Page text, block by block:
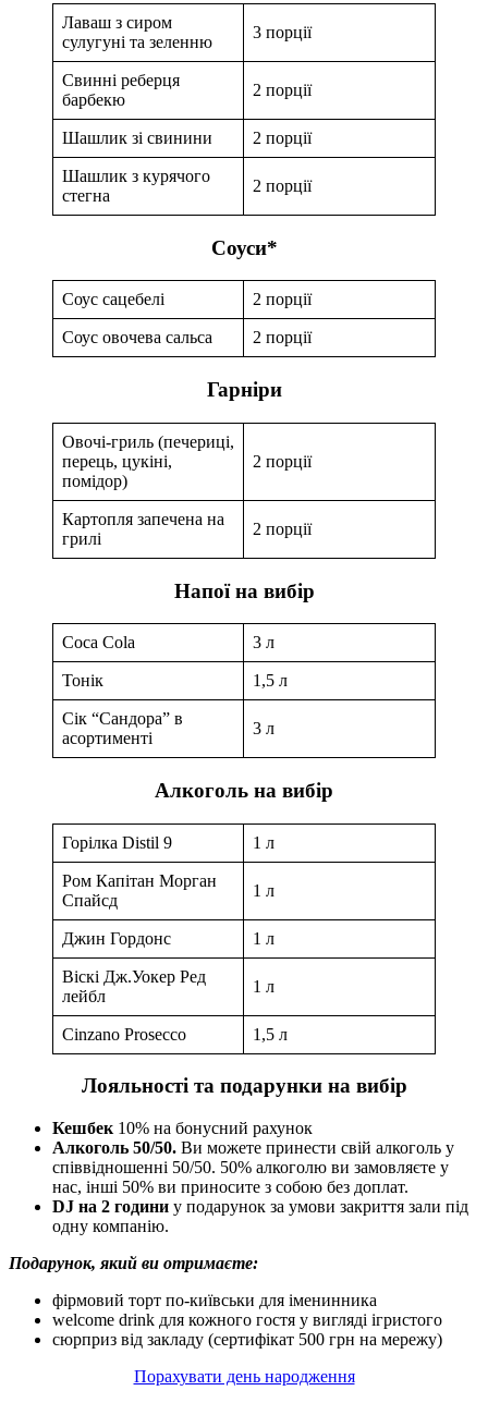
Лаваш з сиром
сулугуні та зеленню
3 порції
Свинні реберця
барбекю
2 порції
Шашлик зі свинини 2 порції
Шашлик з курячого
стегна
2 порції
Соуси*
Соус сацебелі 2 порції
Соус овочева сальса 2 порції
Гарніри
Овочі-гриль (печериці,
перець, цукіні,
помідор)
2 порції
Картопля запечена на
грилі
2 порції
Напої на вибір
Coca Cola 3 л
Тонік 1,5 л
Сік “Сандора” в
асортименті
3 л
Алкоголь на вибір
Горілка Distil 9 1 л
Ром Капітан Морган
Спайсд
1 л
Джин Гордонс 1 л
Віскі Дж.Уокер Ред
лейбл
1 л
Cinzano Prosecco 1,5 л
Лояльності та подарунки на вибір
Кешбек 10% на бонусний рахунок
Алкоголь 50/50. Ви можете принести свій алкоголь у
співвідношенні 50/50. 50% алкоголю ви замовляєте у
нас, інші 50% ви приносите з собою без доплат.
DJ на 2 години у подарунок за умови закриття зали під
одну компанію.
Подарунок, який ви отримаєте:
фірмовий торт по-київськи для іменинника
welcome drink для кожного гостя у вигляді ігристого
сюрприз від закладу (сертифікат 500 грн на мережу)
Порахувати день народження